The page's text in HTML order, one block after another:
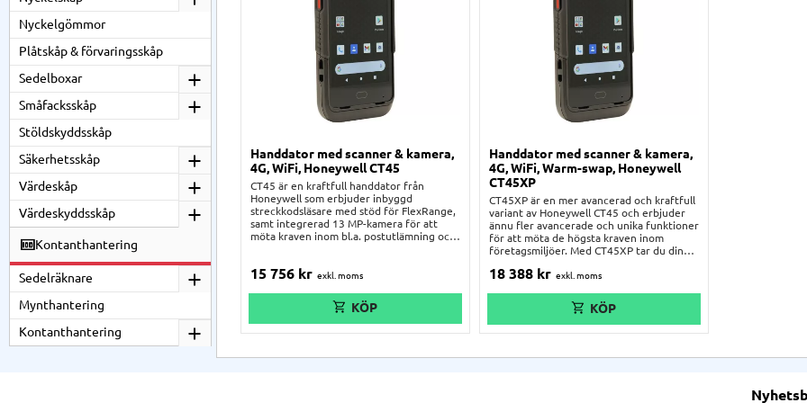
Handdator med scanner & kamera,
4G, WiFi, Honeywell CT45
CT45 är en kraftfull handdator från
Honeywell som erbjuder inbyggd
streckkodsläsare med stöd för FlexRange,
samt integrerad 13 MP-kamera för att
möta kraven inom bl.a. postutlämning och
Den gör allt detta i kombination med hög
Denna Android-enhet är designad för att
klara krävande arbetsmiljöer.
15 756 kr
Handdator med scanner & kamera,
4G, WiFi, Warm-swap, Honeywell
CT45XP
CT45XP är en mer avancerad och kraftfull
variant av Honeywell CT45 och erbjuder
ännu fler avancerade och unika funktioner
för att möta de högsta kraven inom
företagsmiljöer. Med CT45XP tar du din
batteriet när enheten är på med warm-
är nedstängd med Device Finder. Med sin
scanner, kamera och robusta design samt
avancerade funktioner kan den användas
18 388 kr
Nyckelgömmor
Plåtskåp & förvaringsskåp
Sedelboxar
Småfacksskåp
Stöldskyddsskåp
Säkerhetsskåp
Värdeskåp
Värdeskyddsskåp
Kontanthantering
Sedelräknare
Mynthantering
Kontanthantering